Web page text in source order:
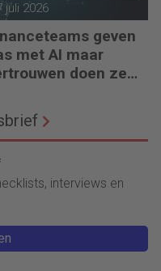
juli 2026
geven
met AI maar
doen ze
interviews en